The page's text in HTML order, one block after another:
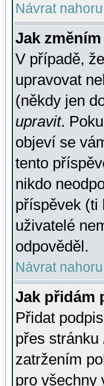
Návrat nahoru
Jak
V případě,
upravovat
(někdy jen
upravit.
objeví se
tento
nikdo
příspěvek (ti
uživatelé
odpověděl.
Návrat nahoru
Jak přidám
Přidat
přes stránku
zatržením
pro všechny